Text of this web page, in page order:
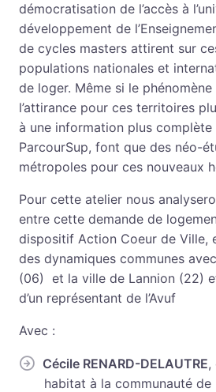
démocratisation de l’accès à
développement de
de cycles masters attirent sur
populations nationales et
de loger. Même si le
l’attirance pour ces territoires
à une information plus complète
ParcourSup, font que des néo-
métropoles pour ces nouveaux
Pour cette atelier nous
entre cette demande de
dispositif Action Coeur de Ville,
des dynamiques communes
(06) et la ville de Lannion (22)
d’un représentant de l’Avuf
Avec :
Cécile RENARD-DELAUTRE,
habitat à la communauté de